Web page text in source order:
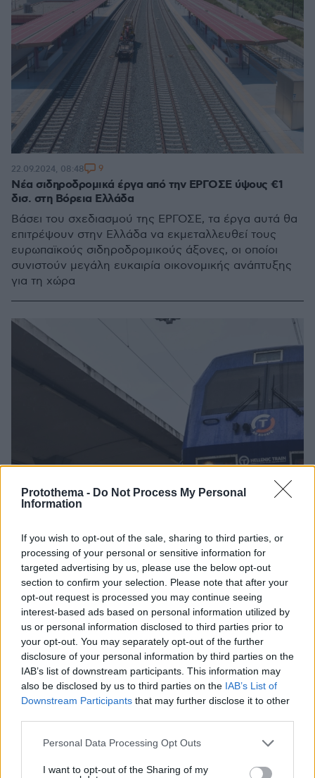
Protothema - Do Not Process My Personal
Information
If you wish to opt-out of the sale, sharing to third parties, or
processing of your personal or sensitive information for
targeted advertising by us, please use the below opt-out
section to confirm your selection. Please note that after your
opt-out request is processed you may continue seeing
interest-based ads based on personal information utilized by
us or personal information disclosed to third parties prior to
your opt-out. You may separately opt-out of the further
disclosure of your personal information by third parties on the
IAB’s list of downstream participants. This information may
also be disclosed by us to third parties on the IAB’s List of
Downstream Participants that may further disclose it to other
Please note that this website/app uses one or more Google
not limited to your visit or usage behaviour. You may click to
Personal Data Processing Opt Outs
I want to opt-out of the Sharing of my
Νέα σιδηροδρομικά έργα από την ΕΡΓΟΣΕ ύψους €1
δισ. στη Βόρεια Ελλάδα
Βάσει του σχεδιασμού της ΕΡΓΟΣΕ, τα έργα αυτά θα
επιτρέψουν στην Ελλάδα να εκμεταλλευθεί τους
ευρωπαϊκούς σιδηροδρομικούς άξονες, οι οποίοι
συνιστούν μεγάλη ευκαιρία οικονομικής ανάπτυξης
για τη χώρα
22.09.2024, 08:48 9
Διώξεις σε στελέχη της ΤΡΑΙΝΟΣΕ και εταιρειών για μη
εκτέλεση σύμβασης που αφορά σε συντήρηση τρένων
Οι κατηγορούμενοι είτε φέρονται να μην εκτέλεσαν
πλήρως τη σύμβαση συντήρησης τρένων για ποσά
ύψους 5,5 εκατ. ευρώ τα οποία είχαν ήδη καταβληθεί
είτε να μην εισέπραξαν μισθώματα ακινήτων του ΟΣΕ
συνολικού ύψους 2,5 εκατ. ευρώ
17.05.2024, 19:02 4